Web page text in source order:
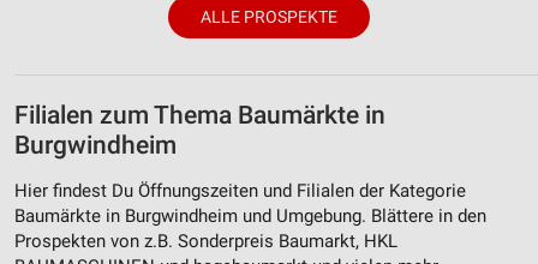
ALLE PROSPEKTE
Filialen zum Thema Baumärkte in
Burgwindheim
Hier findest Du Öffnungszeiten und Filialen der Kategorie
Baumärkte in Burgwindheim und Umgebung. Blättere in den
Prospekten von z.B. Sonderpreis Baumarkt, HKL